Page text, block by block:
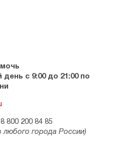
товар?
Оставьте заявку,
с 9:00 до 21:00 по
800 200 84 85
любого города России)